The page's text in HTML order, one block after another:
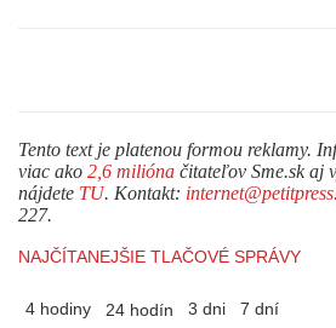
Tento text je platenou formou reklamy.
viac ako 2,6 milióna čitateľov Sme.sk aj
nájdete TU. Kontakt:
227.
NAJČÍTANEJŠIE TLAČOVÉ SPRÁVY
4 hodiny 24 hodín 3 dni 7 dní